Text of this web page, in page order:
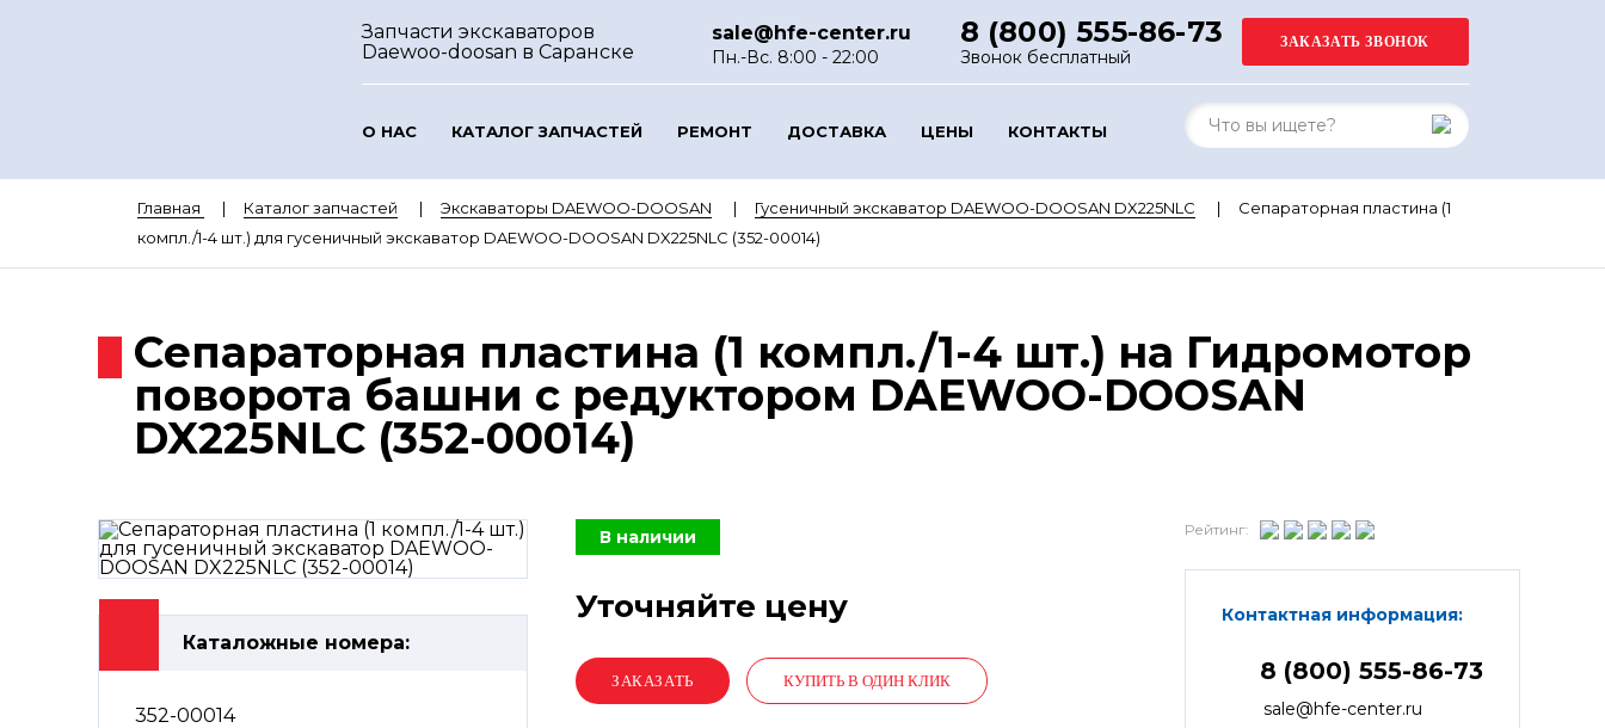
Запчасти экскаваторов
Daewoo-doosan в Саранске
sale@hfe-center.ru
Пн.-Вс. 8:00 - 22:00
8 (800) 555-86-73
Звонок бесплатный
О НАС КАТАЛОГ ЗАПЧАСТЕЙ РЕМОНТ ДОСТАВКА ЦЕНЫ КОНТАКТЫ
Главная Каталог запчастей Экскаваторы DAEWOO-DOOSAN Гусеничный экскаватор DAEWOO-DOOSAN DX225NLC
Сепараторная пластина (1
компл./1-4 шт.) для гусеничный экскаватор DAEWOO-DOOSAN DX225NLC (352-00014)
Сепараторная пластина (1 компл./1-4 шт.) на Гидромотор
поворота башни с редуктором DAEWOO-DOOSAN
DX225NLC (352-00014)
Каталожные номера:
352-00014
В наличии
Уточняйте цену
КУПИТЬ В ОДИН КЛИК
Рейтинг:
Контактная информация:
8 (800) 555-86-73
sale@hfe-center.ru